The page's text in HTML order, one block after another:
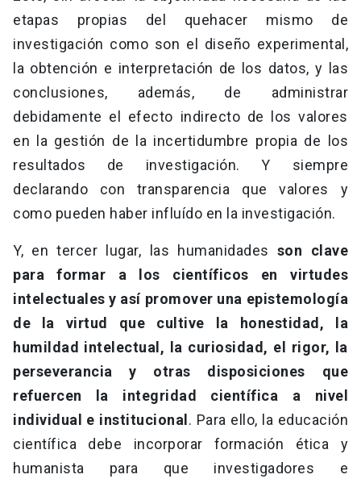
etapas propias del quehacer mismo de
investigación como son el diseño experimental,
la obtención e interpretación de los datos, y las
conclusiones, además, de administrar
debidamente el efecto indirecto de los valores
en la gestión de la incertidumbre propia de los
resultados de investigación. Y siempre
declarando con transparencia que valores y
como pueden haber influído en la investigación.
Y, en tercer lugar, las humanidades son clave
para formar a los científicos en virtudes
intelectuales y así promover una epistemología
de la virtud que cultive la honestidad, la
humildad intelectual, la curiosidad, el rigor, la
perseverancia y otras disposiciones que
refuercen la integridad científica a nivel
individual e institucional . Para ello, la educación
científica debe incorporar formación ética y
humanista para que investigadores e